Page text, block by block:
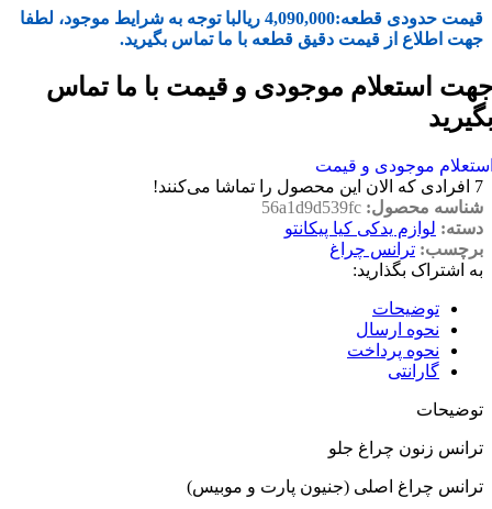
قیمت حدودی قطعه:4,090,000 ریالبا توجه به شرایط موجود، لطفا
جهت اطلاع از قیمت دقیق قطعه با ما تماس بگیرید.
استعلام موجودی و قیمت با ما تماس
موجودی و قیمت
7 افرادی که الان این محصول را تماشا می‌کنند!
شناسه محصول: 56a1d9d539fc
دسته: لوازم یدکی کیا پیکانتو
برچسب: ترانس چراغ
به اشتراک بگذارید:
توضیحات
نحوه ارسال
نحوه پرداخت
گارانتی
توضیحات
ترانس زنون چراغ جلو
ترانس چراغ اصلی (جنیون پارت و موبیس)